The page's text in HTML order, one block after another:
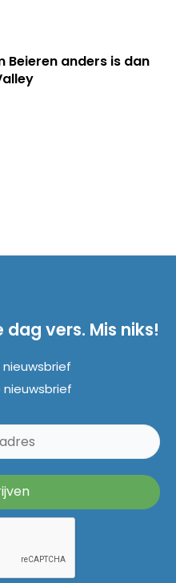
Beieren anders is dan
vers. Mis niks!
nieuwsbrief
nieuwsbrief